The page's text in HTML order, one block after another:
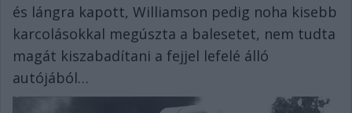
és lángra kapott, Williamson pedig noha kisebb
karcolásokkal megúszta a balesetet, nem tudta
magát kiszabadítani a fejjel lefelé álló
autójából…